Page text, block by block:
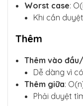
Worst case:
Khi cần
Thêm
Thêm vào
Dễ dàng vì
Thêm giữa:
Phải duyệt